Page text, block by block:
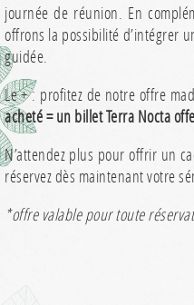
journée de réunion. En
offrons la possibilité d’intégrer
guidée.
Le + : profitez de notre offre
acheté = un billet Terra Nocta
N’attendez plus pour offrir un
réservez dès maintenant votre
*offre valable pour toute